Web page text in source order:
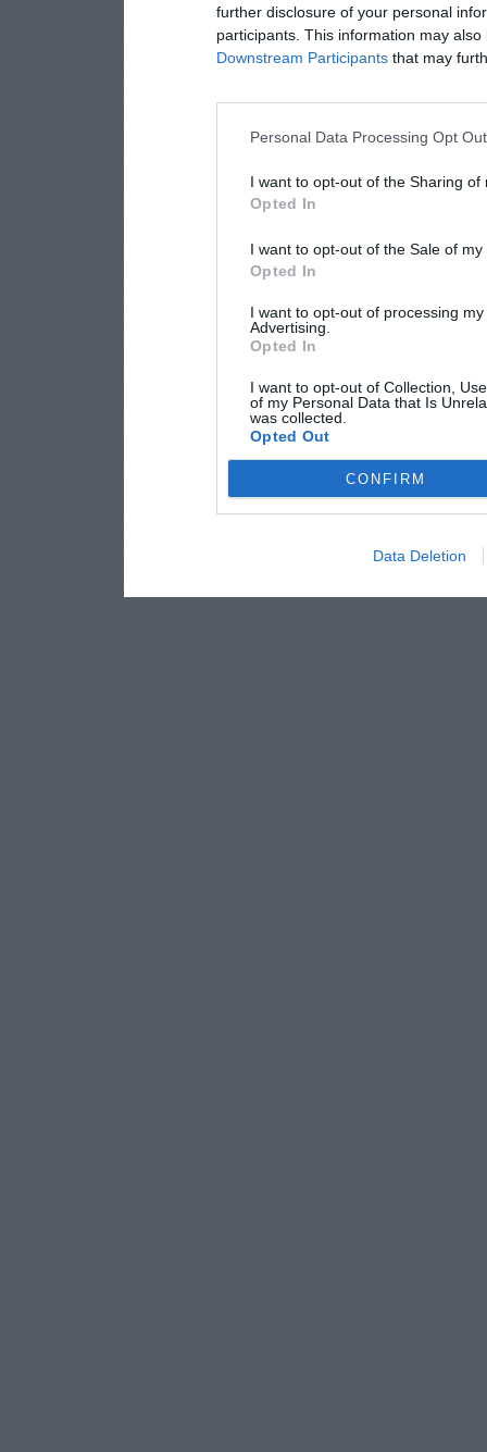
further disclosure of your personal
participants. This information may
Downstream Participants that may
Personal Data Processing Opt
I want to opt-out of the Sharing of
Opted In
I want to opt-out of the Sale of
Opted In
I want to opt-out of processing
Advertising.
Opted In
I want to opt-out of Collection,
of my Personal Data that Is
was collected.
Opted Out
CONFIRM
Data Deletion